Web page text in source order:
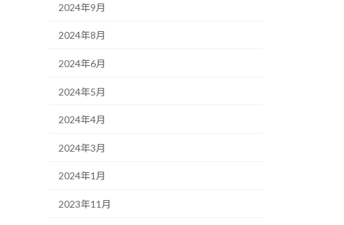
2024年9月
2024年8月
2024年6月
2024年5月
2024年4月
2024年3月
2024年1月
2023年11月